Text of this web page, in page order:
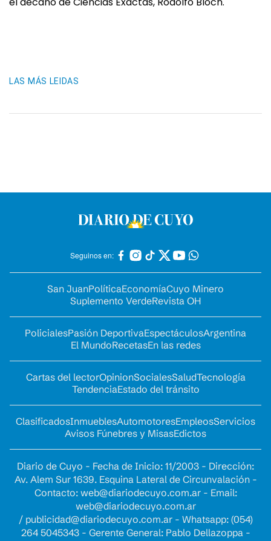
LAS MÁS LEIDAS
Seguinos en:
San JuanPolíticaEconomíaCuyo Minero
Suplemento VerdeRevista OH
PolicialesPasión DeportivaEspectáculosArgentina
El MundoRecetasEn las redes
Cartas del lectorOpinionSocialesSaludTecnología
TendenciaEstado del tránsito
ClasificadosInmueblesAutomotoresEmpleosServicios
Avisos Fúnebres y MisasEdictos
Diario de Cuyo - Fecha de Inicio: 11/2003 - Dirección:
Av. Alem Sur 1639. Esquina Lateral de Circunvalación -
Contacto: web@diariodecuyo.com.ar- Email:
web@diariodecuyo.com.ar
/ publicidad@diariodecuyo.com.ar- Whatsapp: (054)
264 5045343 - Gerente General: Pablo Dellazoppa -